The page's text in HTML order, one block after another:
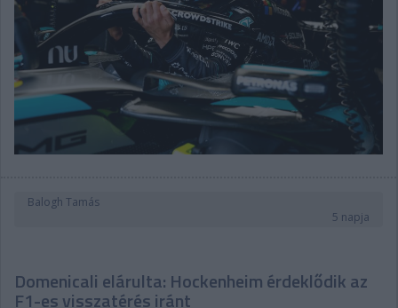
Balogh Tamás
5 napja
Domenicali elárulta: Hockenheim érdeklődik az
F1-es visszatérés iránt